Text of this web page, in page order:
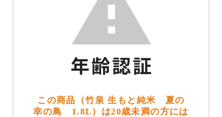
この商品（竹泉 生もと純米 夏の
幸の鳥 1.8L）は20歳未満の方には